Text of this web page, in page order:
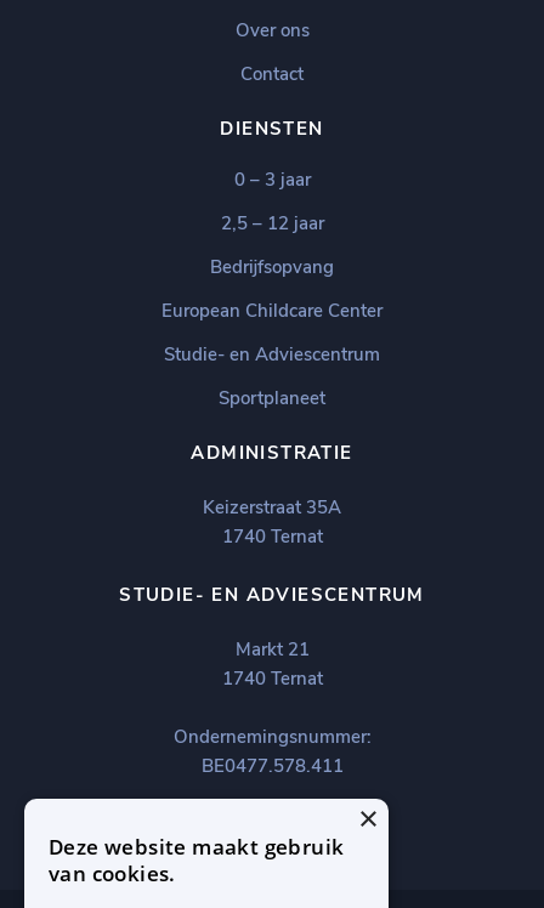
Over ons
Contact
DIENSTEN
0 – 3 jaar
2,5 – 12 jaar
Bedrijfsopvang
European Childcare Center
Studie- en Adviescentrum
Sportplaneet
ADMINISTRATIE
Keizerstraat 35A
1740 Ternat
STUDIE- EN ADVIESCENTRUM
Markt 21
1740 Ternat
Ondernemingsnummer:
BE0477.578.411
×
Deze website maakt gebruik
van cookies.